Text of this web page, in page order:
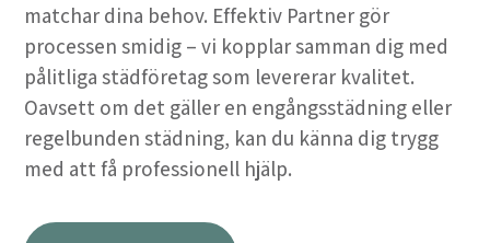
matchar dina behov. Effektiv Partner gör
processen smidig – vi kopplar samman dig med
pålitliga städföretag som levererar kvalitet.
Oavsett om det gäller en engångsstädning eller
regelbunden städning, kan du känna dig trygg
med att få professionell hjälp.